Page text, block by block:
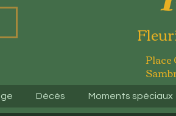
Place
Décès Moments spéciaux